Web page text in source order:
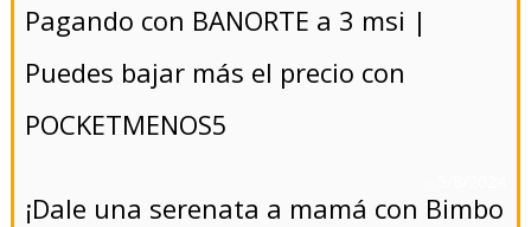
Pagando con BANORTE a 3 msi |
Puedes bajar más el precio con
POCKETMENOS5
¡Dale una serenata a mamá con Bimbo